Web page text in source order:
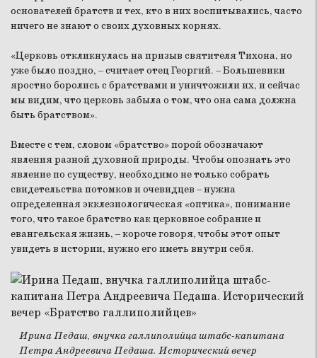
основателей братств и тех, кто в них воспитывались, часто
ничего не знают о своих духовных корнях.
«Церковь откликнулась на призыв святителя Тихона, но
уже было поздно, – считает отец Георгий. – Большевики
яростно боролись с братствами и уничтожили их, и сейчас
мы видим, что церковь забыла о том, что она сама должна
быть братством».
Вместе с тем, словом «братство» порой обозначают
явления разной духовной природы. Чтобы опознать это
явление по существу, необходимо не только собрать
свидетельства потомков и очевидцев – нужна
определенная экклезиологическая «оптика», понимание
того, что такое братство как церковное собрание и
евангельская жизнь, – короче говоря, чтобы этот опыт
увидеть в истории, нужно его иметь внутри себя.
Ирина Педаш, внучка галлиполийца штабс-капитана
Петра Андреевича Педаша. Исторический вечер